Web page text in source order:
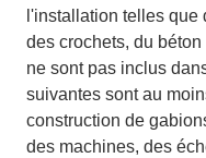
l'installation telles que
des crochets, du
ne sont pas inclus
suivantes sont au
construction de
des machines, des